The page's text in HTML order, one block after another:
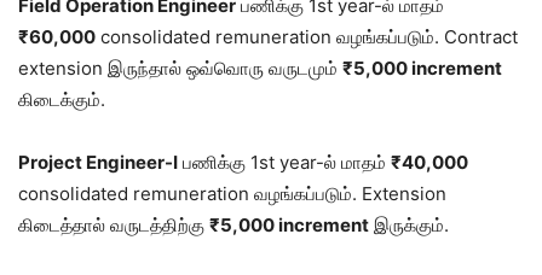
Field Operation Engineer பணிக்கு 1st year-ல் மாதம்
₹60,000 consolidated remuneration வழங்கப்படும். Contract
extension இருந்தால் ஒவ்வொரு வருடமும் ₹5,000 increment
கிடைக்கும்.
Project Engineer-I பணிக்கு 1st year-ல் மாதம் ₹40,000
consolidated remuneration வழங்கப்படும். Extension
கிடைத்தால் வருடத்திற்கு ₹5,000 increment இருக்கும்.